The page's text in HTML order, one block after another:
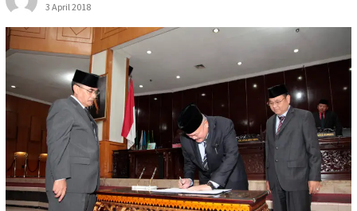
3 April 2018